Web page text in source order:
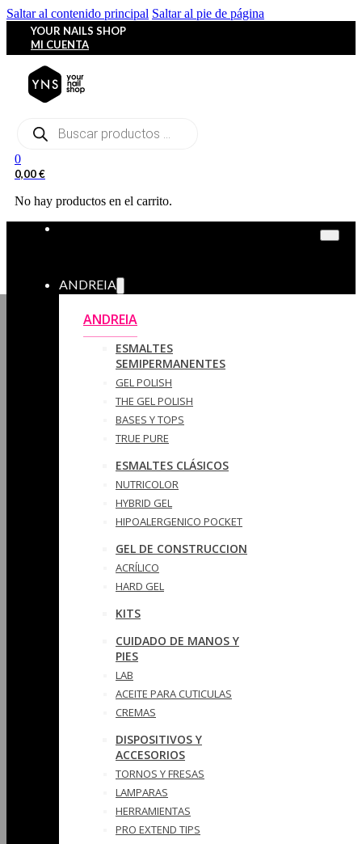
Saltar al contenido principal Saltar al pie de página
YOUR NAILS SHOP
MI CUENTA
Búsqueda
0
0,00€
No hay productos en el carrito.
ANDREIA
ANDREIA
ESMALTES
SEMIPERMANENTES
GEL POLISH
THE GEL POLISH
BASES Y‎ TOPS
TRUE PURE
ESMALTES CLÁSICOS
NUTRICOLOR
HYBRID GEL
HIPOALERGENICO POCKET
GEL DE CONSTRUCCION
ACRÍLICO
HARD GEL
KITS
CUIDADO DE MANOS Y
PIES
LAB
ACEITE PARA CUTICULAS
CREMAS
DISPOSITIVOS Y
ACCESORIOS
TORNOS Y FRESAS
LAMPARAS
HERRAMIENTAS
PRO EXTEND TIPS